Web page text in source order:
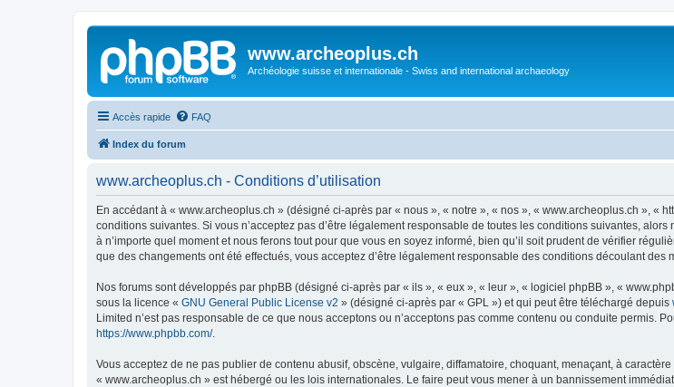
www.archeoplus.ch
Archéologie suisse et internationale - Swiss and international archaeology
Accès rapide FAQ
Index du forum
www.archeoplus.ch - Conditions d’utilisation
En accédant à « www.archeoplus.ch » (désigné ci-après par « nous », « notre », « nos », « www.archeoplus.ch », «
conditions suivantes. Si vous n’acceptez pas d’être légalement responsable de toutes les conditions suivantes,
à n’importe quel moment et nous ferons tout pour que vous en soyez informé, bien qu’il soit prudent de vérifier
que des changements ont été effectués, vous acceptez d’être légalement responsable des conditions découlant des
Nos forums sont développés par phpBB (désigné ci-après par « ils », « eux », « leur », « logiciel phpBB », «
sous la licence « GNU General Public License v2 » (désigné ci-après par « GPL ») et qui peut être téléchargé depuis
Limited n’est pas responsable de ce que nous acceptons ou n’acceptons pas comme contenu ou conduite permis.
https://www.phpbb.com/.
Vous acceptez de ne pas publier de contenu abusif, obscène, vulgaire, diffamatoire, choquant, menaçant, à
« www.archeoplus.ch » est hébergé ou les lois internationales. Le faire peut vous mener à un bannissement